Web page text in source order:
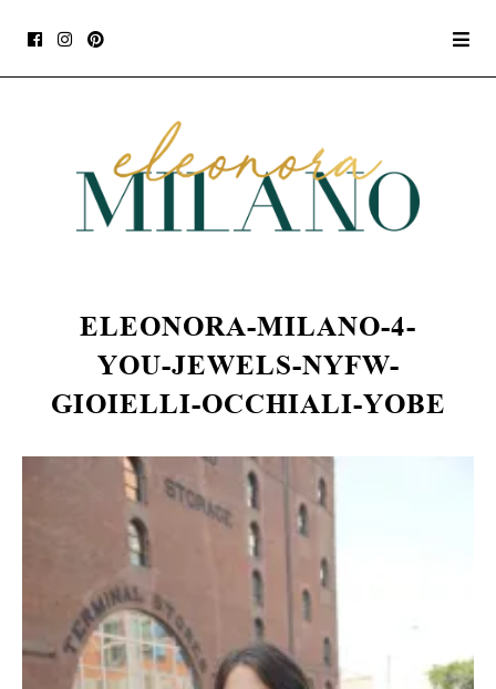
ELEONORA-MILANO-4-
YOU-JEWELS-NYFW-
GIOIELLI-OCCHIALI-YOBE